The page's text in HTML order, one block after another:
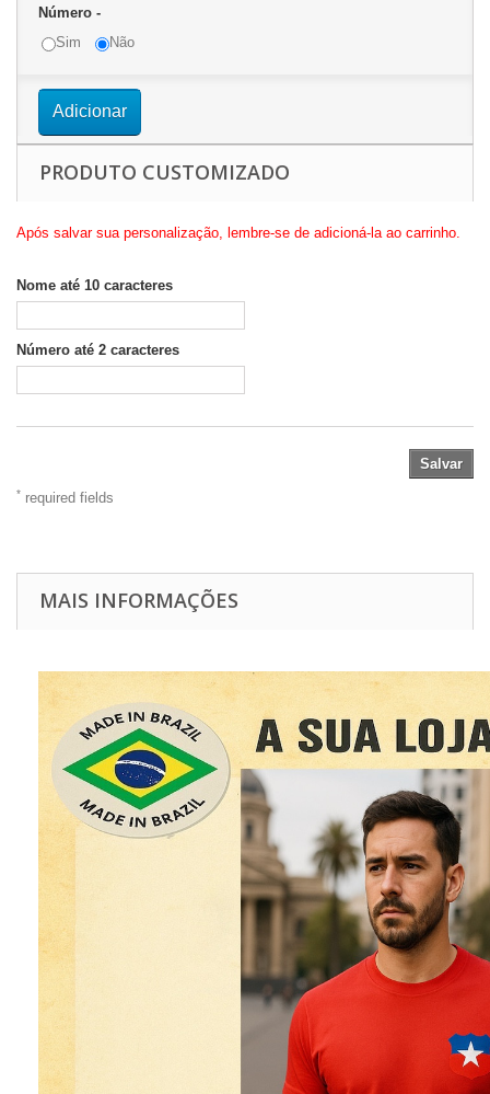
Número -
Sim
Não
Adicionar
PRODUTO CUSTOMIZADO
Após salvar sua personalização, lembre-se de adicioná-la ao carrinho.
Nome até 10 caracteres
Número até 2 caracteres
Salvar
* required fields
MAIS INFORMAÇÕES